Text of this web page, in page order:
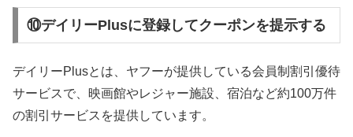
⑩デイリーPlusに登録してクーポンを提示する
デイリーPlusとは、ヤフーが提供している会員制割引優待
サービスで、映画館やレジャー施設、宿泊など約100万件
の割引サービスを提供しています。